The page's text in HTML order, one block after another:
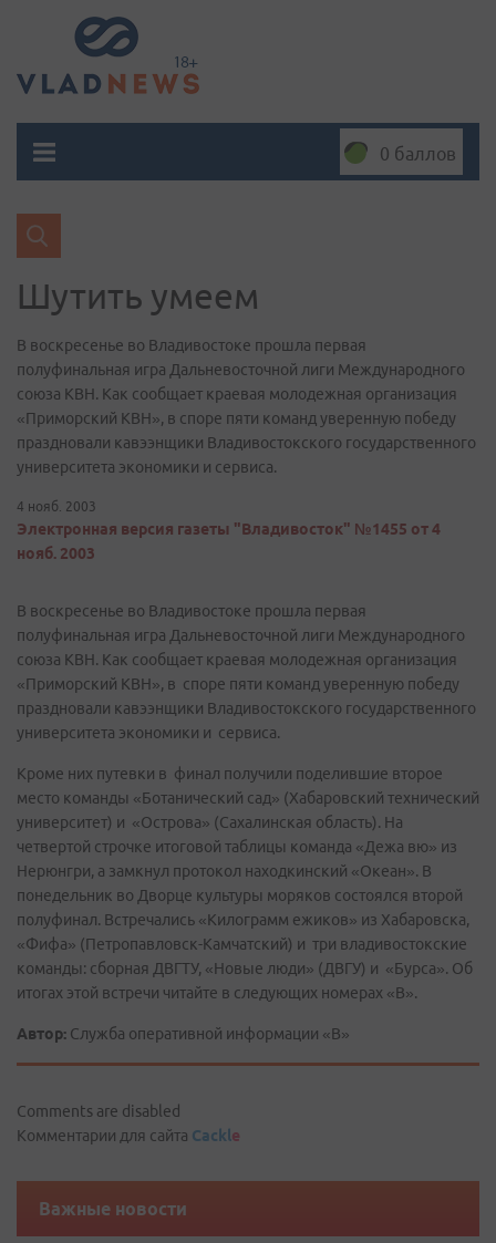
0 баллов
Шутить умеем
В воскресенье во Владивостоке прошла первая
полуфинальная игра Дальневосточной лиги Международного
союза КВН. Как сообщает краевая молодежная организация
«Приморский КВН», в споре пяти команд уверенную победу
праздновали кавээнщики Владивостокского государственного
университета экономики и сервиса.
4 нояб. 2003
Электронная версия газеты "Владивосток" №1455 от 4
нояб. 2003
В воскресенье во Владивостоке прошла первая
полуфинальная игра Дальневосточной лиги Международного
союза КВН. Как сообщает краевая молодежная организация
«Приморский КВН», в споре пяти команд уверенную победу
праздновали кавээнщики Владивостокского государственного
университета экономики и сервиса.
Кроме них путевки в финал получили поделившие второе
место команды «Ботанический сад» (Хабаровский технический
университет) и «Острова» (Сахалинская область). На
четвертой строчке итоговой таблицы команда «Дежа вю» из
Нерюнгри, а замкнул протокол находкинский «Океан». В
понедельник во Дворце культуры моряков состоялся второй
полуфинал. Встречались «Килограмм ежиков» из Хабаровска,
«Фифа» (Петропавловск-Камчатский) и три владивостокские
команды: сборная ДВГТУ, «Новые люди» (ДВГУ) и «Бурса». Об
итогах этой встречи читайте в следующих номерах «В».
Автор: Служба оперативной информации «В»
Comments are disabled
Комментарии для сайта Cackle
Важные новости